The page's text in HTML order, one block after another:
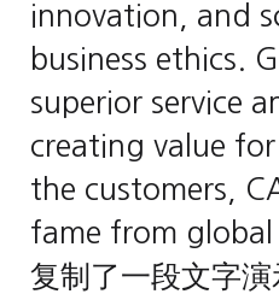
innovation, and
business ethics.
superior service
creating value for
the customers,
fame from global
复制了一段文字演